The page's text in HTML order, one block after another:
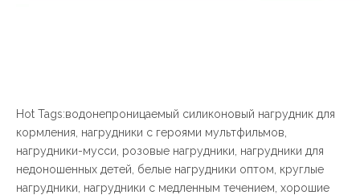
Hot Tags:водонепроницаемый силиконовый нагрудник для
кормления, нагрудники с героями мультфильмов,
нагрудники-мусси, розовые нагрудники, нагрудники для
недоношенных детей, белые нагрудники оптом, круглые
нагрудники, нагрудники с медленным течением, хорошие